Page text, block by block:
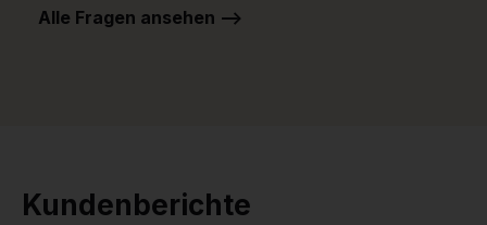
Alle Fragen ansehen -->
Kundenberichte